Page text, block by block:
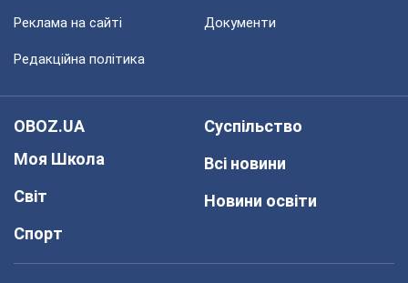
Реклама на сайті Документи
Редакційна політика
OBOZ.UA
Моя Школа
Світ
Спорт
Суспільство
Всі новини
Новини освіти